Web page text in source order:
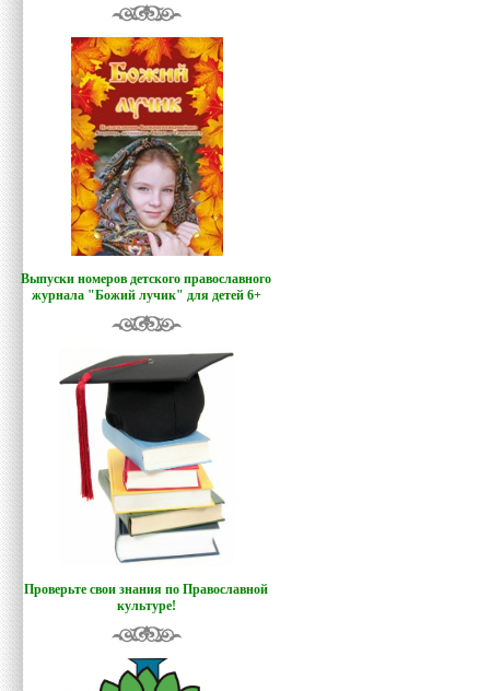
Выпуски номеров детского православного
журнала "Божий лучик" для детей 6+
Проверьте свои знания по Православной
культуре!